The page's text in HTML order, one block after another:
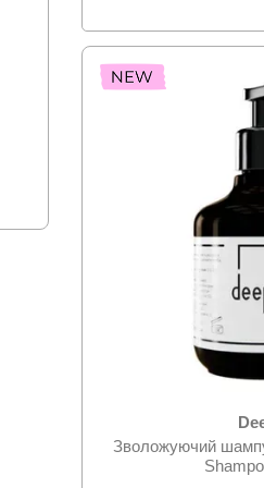
Зволожуючий